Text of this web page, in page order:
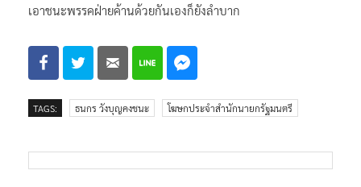
เอาชนะพรรคฝ่ายค้านด้วยกันเองก็ยังลำบาก
TAGS: ธนกร วังบุญคงชนะ โฆษกประจำสำนักนายกรัฐมนตรี